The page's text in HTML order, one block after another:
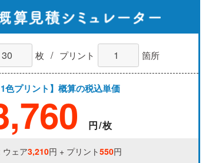
枚 / プリント 箇所
色プリント】概算の税込単価
円/枚
ウェア3,210円 + プリント550円